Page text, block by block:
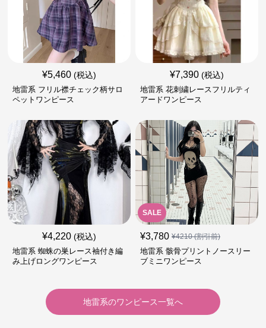
¥5,460 (税込)
地雷系 フリル襟チェック柄サロ
ペットワンピース
¥7,390 (税込)
地雷系 花刺繍レースフリルティ
アードワンピース
¥4,220 (税込)
地雷系 蜘蛛の巣レース袖付き編
み上げロングワンピース
SALE
¥3,780 ¥4210(割引前)
地雷系 骸骨プリントノースリー
ブミニワンピース
地雷系のワンピース一覧へ